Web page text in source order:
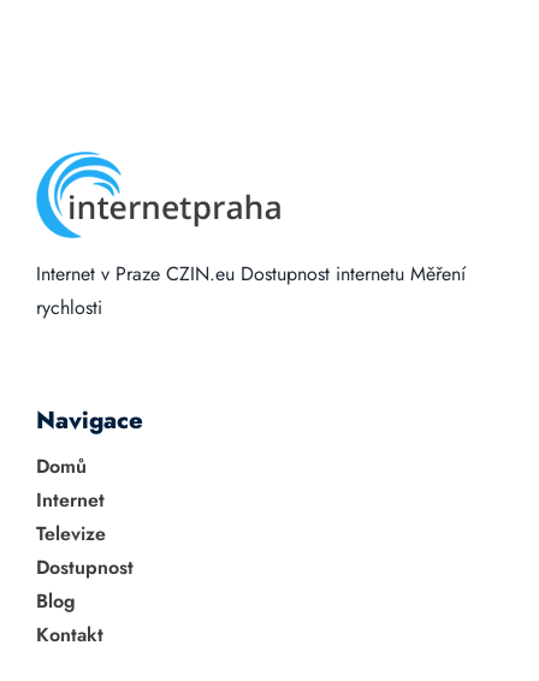
Internet v Praze CZIN.eu Dostupnost internetu Měření
rychlosti
Navigace
Domů
Internet
Televize
Dostupnost
Blog
Kontakt